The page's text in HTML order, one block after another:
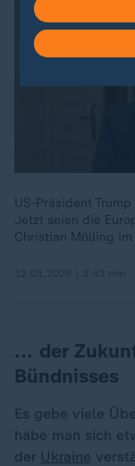
US-Präsident
Jetzt seien die
Christian Mölling im
... der
Bündnisses
Es gebe viele
habe man sich
der Ukraine